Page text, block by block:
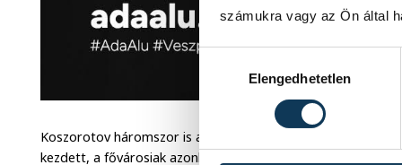
számukra vagy az Ön által
Hozzájárulás kiválasztása
Elengedhetetlen
Koszorotov háromszor is a hálóba bombázott a találkozó
kezdett, a fővárosiak azonban kétszer is felzárkóztak